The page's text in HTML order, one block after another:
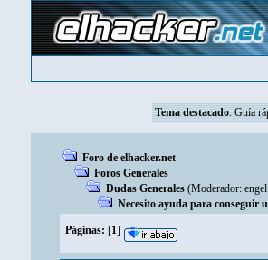
Tema destacado: Guía
Foro de elhacker.net
Foros Generales
Dudas Generales (Moderador:
Necesito ayuda para conseguir
Páginas: [1]